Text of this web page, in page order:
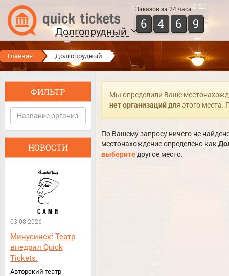
Долгопрудный
Заказов за 24 часа
6 4 6 9
Главная Долгопрудный
ФИЛЬТР
НОВОСТИ
03.08.2026
Минусинск! Театр
внедрил Quick
Tickets.
Авторский театр
Мы определили Ваше
нет организацийдля этого места.
По Вашему запросу ничего не
местонахождение определено как
выберитедругое место.